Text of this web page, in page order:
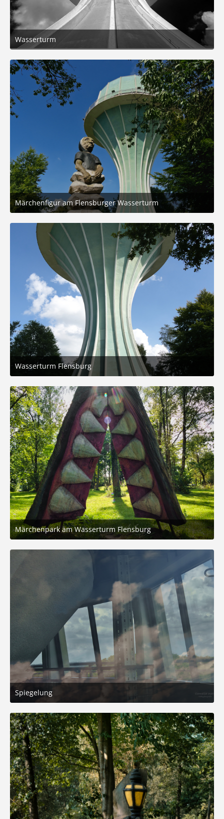
Wasserturm
1. September 2025 um 17:41
7
Märchenfigur am Flensburger Wasserturm
31. August 2025 um 20:20
12
Wasserturm Flensburg
31. August 2025 um 20:20
8
Märchenpark am Wasserturm Flensburg
31. August 2025 um 20:20
7
Spiegelung
31. August 2025 um 20:20
2